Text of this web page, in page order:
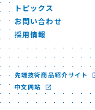
トピックス
お問い合わせ
採用情報
先端技術商品紹介サイト
中文网站